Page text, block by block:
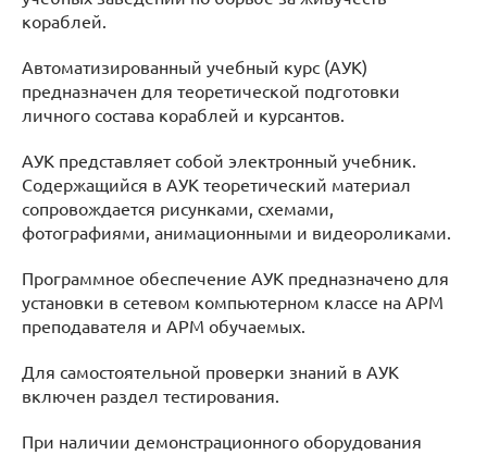
кораблей.
Автоматизированный учебный курс (АУК)
предназначен для теоретической подготовки
личного состава кораблей и курсантов.
АУК представляет собой электронный учебник.
Содержащийся в АУК теоретический материал
сопровождается рисунками, схемами,
фотографиями, анимационными и видеороликами.
Программное обеспечение АУК предназначено для
установки в сетевом компьютерном классе на АРМ
преподавателя и АРМ обучаемых.
Для самостоятельной проверки знаний в АУК
включен раздел тестирования.
При наличии демонстрационного оборудования